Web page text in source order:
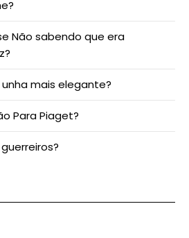
Não sabendo que era
mais elegante?
Para Piaget?